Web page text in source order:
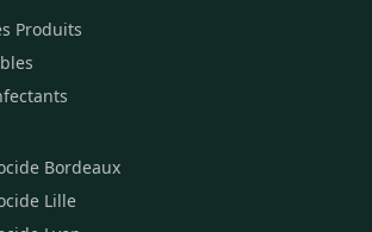
Produits
Bordeaux
Lille